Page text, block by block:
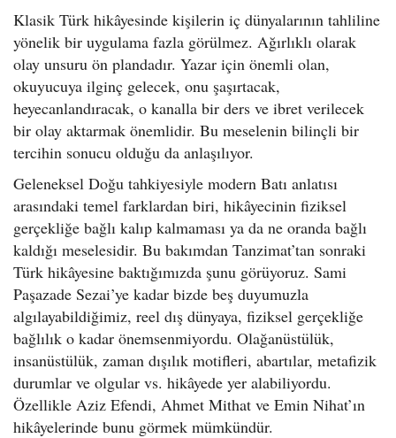
Klasik Türk hikâyesinde kişilerin iç dünyalarının tahliline
yönelik bir uygulama fazla görülmez. Ağırlıklı olarak
olay unsuru ön plandadır. Yazar için önemli olan,
okuyucuya ilginç gelecek, onu şaşırtacak,
heyecanlandıracak, o kanalla bir ders ve ibret verilecek
bir olay aktarmak önemlidir. Bu meselenin bilinçli bir
tercihin sonucu olduğu da anlaşılıyor.
Geleneksel Doğu tahkiyesiyle modern Batı anlatısı
arasındaki temel farklardan biri, hikâyecinin fiziksel
gerçekliğe bağlı kalıp kalmaması ya da ne oranda bağlı
kaldığı meselesidir. Bu bakımdan Tanzimat’tan sonraki
Türk hikâyesine baktığımızda şunu görüyoruz. Sami
Paşazade Sezai’ye kadar bizde beş duyumuzla
algılayabildiğimiz, reel dış dünyaya, fiziksel gerçekliğe
bağlılık o kadar önemsenmiyordu. Olağanüstülük,
insanüstülük, zaman dışılık motifleri, abartılar, metafizik
durumlar ve olgular vs. hikâyede yer alabiliyordu.
Özellikle Aziz Efendi, Ahmet Mithat ve Emin Nihat’ın
hikâyelerinde bunu görmek mümkündür.